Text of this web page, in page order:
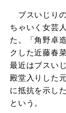
ブスいじり
ちゃいく女芸
た。「角野卓
クした近藤春
最近はブスい
殿堂入りした
に抵抗を示し
という。